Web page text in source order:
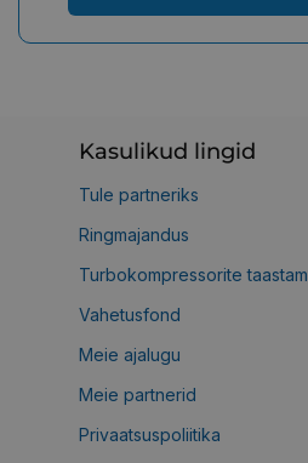
Kasulikud lingid
Tule partneriks
Ringmajandus
Turbokompressorite
Vahetusfond
Meie ajalugu
Meie partnerid
Privaatsuspoliitika